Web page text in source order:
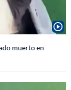
muerto en